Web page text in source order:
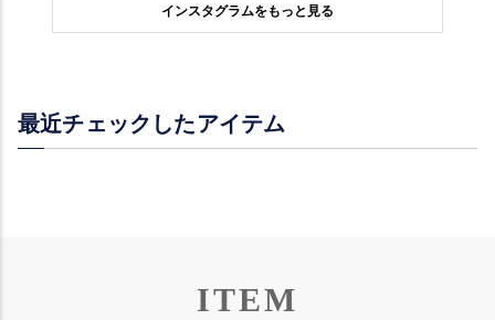
インスタグラムをもっと見る
最近チェックしたアイテム
ITEM